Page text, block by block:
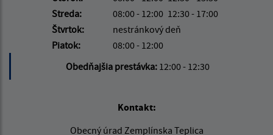
Streda:
08:00 - 12:00 12:30 - 17:00
Štvrtok:
nestránkový deň
Piatok:
08:00 - 12:00
Obedňajšia prestávka: 12:00 - 12:30
Kontakt:
Obecný úrad Zemplínska Teplica